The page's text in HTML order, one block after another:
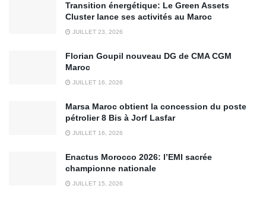
Transition énergétique: Le Green Assets
Cluster lance ses activités au Maroc
JUILLET 23, 2026
Florian Goupil nouveau DG de CMA CGM
Maroc
JUILLET 16, 2026
Marsa Maroc obtient la concession du poste
pétrolier 8 Bis à Jorf Lasfar
JUILLET 16, 2026
Enactus Morocco 2026: l’EMI sacrée
championne nationale
JUILLET 15, 2026